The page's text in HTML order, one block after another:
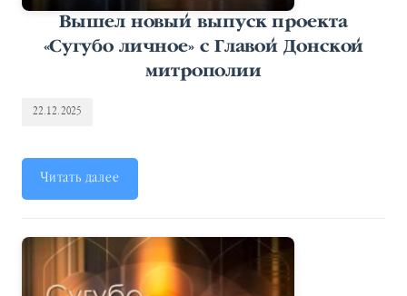
Вышел новый выпуск проекта
«Сугубо личное» с Главой Донской
митрополии
22.12.2025
Читать далее